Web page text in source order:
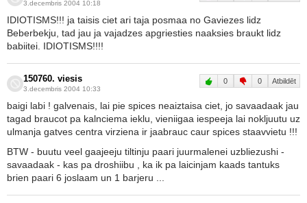
3.decembris 2004 10:18
IDIOTISMS!!! ja taisis ciet ari taja posmaa no Gaviezes lidz
Beberbekju, tad jau ja vajadzes apgriesties naaksies braukt lidz
babiitei. IDIOTISMS!!!!
150760. viesis
3.decembris 2004 10:33
0 0 Atbildēt
baigi labi ! galvenais, lai pie spices neaiztaisa ciet, jo savaadaak jau
tagad braucot pa kalnciema ieklu, vieniigaa iespeeja lai nokljuutu uz
ulmanja gatves centra virziena ir jaabrauc caur spices staavvietu !!!
BTW - buutu veel gaajeeju tiltinju paari juurmalenei uzbliezushi -
savaadaak - kas pa droshiibu , ka ik pa laicinjam kaads tantuks
brien paari 6 joslaam un 1 barjeru ...